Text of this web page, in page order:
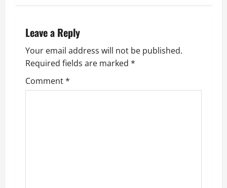
a
v
i
g
Leave a Reply
Your email address will not be published.
Required fields are marked *
Comment*